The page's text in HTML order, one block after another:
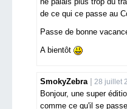
de ce qui ce passe au
Passe de bonne
A bientôt
SmokyZebra 28 juillet
Bonjour, une super
comme ce qu'il se